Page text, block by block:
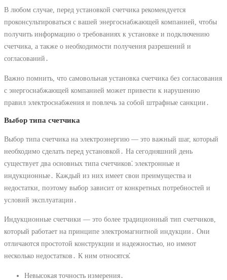
В любом случае, перед установкой счетчика рекомендуется
проконсультироваться с вашей энергоснабжающей компанией, чтобы
получить информацию о требованиях к установке и подключению
счетчика, а также о необходимости получения разрешений и
согласований․
Важно помнить, что самовольная установка счетчика без согласования
с энергоснабжающей компанией может привести к нарушению
правил электроснабжения и повлечь за собой штрафные санкции․
Выбор типа счетчика
Выбор типа счетчика на электроэнергию — это важный шаг, который
необходимо сделать перед установкой․ На сегодняшний день
существует два основных типа счетчиков⁚ электронные и
индукционные․ Каждый из них имеет свои преимущества и
недостатки, поэтому выбор зависит от конкретных потребностей и
условий эксплуатации․
Индукционные счетчики ― это более традиционный тип счетчиков,
который работает на принципе электромагнитной индукции․ Они
отличаются простотой конструкции и надежностью, но имеют
несколько недостатков․ К ним относятся⁚
Невысокая точность измерения․